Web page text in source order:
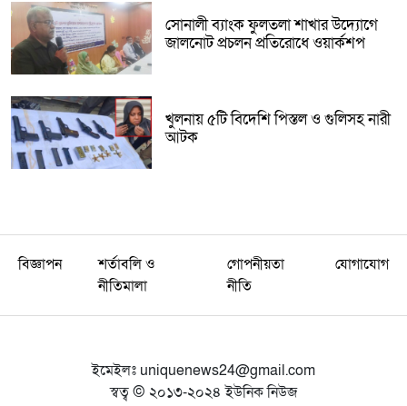
সোনালী ব্যাংক ফুলতলা শাখার উদ্যোগে
জালনোট প্রচলন প্রতিরোধে ওয়ার্কশপ
খুলনায় ৫টি বিদেশি পিস্তল ও গুলিসহ নারী
আটক
বিজ্ঞাপন
শর্তাবলি ও
নীতিমালা
গোপনীয়তা
নীতি
যোগাযোগ
ইমেইলঃ uniquenews24@gmail.com
স্বত্ব © ২০১৩-২০২৪ ইউনিক নিউজ